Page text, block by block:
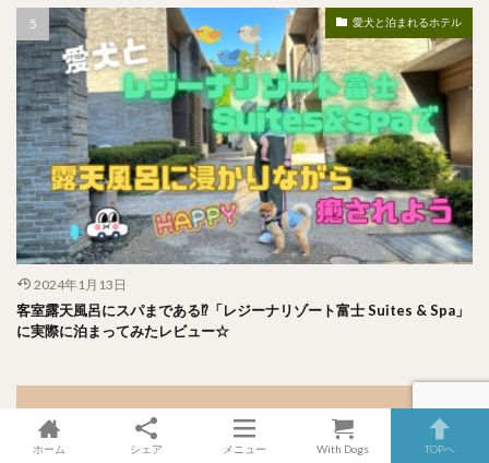
愛犬と泊まれるホテル
2024年1月13日
客室露天風呂にスパまである⁉︎「レジーナリゾート富士 Suites & Spa」
に実際に泊まってみたレビュー☆
ホーム シェア メニュー With Dogs TOPへ